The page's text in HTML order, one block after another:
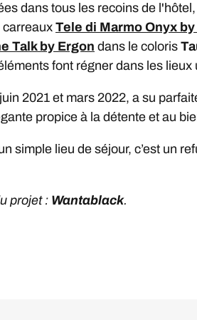
dans tous les recoins de
carreauxTele di Marmo Onyx
Talk by Ergon dans le coloris
font régner dans les
2021 et mars 2022, a su
propice à la détente et au
simple lieu de séjour, c’est un
projet : Wantablack.